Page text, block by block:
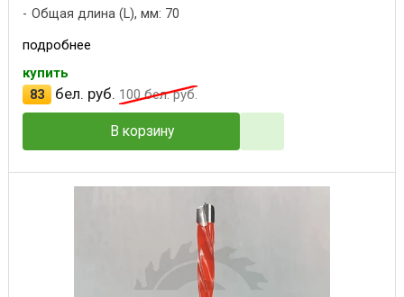
Общая длина (L), мм: 70
подробнее
купить
83
бел. руб. 100бел. руб.
В корзину